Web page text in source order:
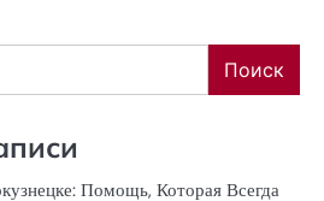
Поиск
Помощь, Которая Всегда